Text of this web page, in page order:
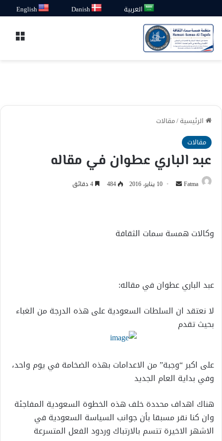
العربية Danish
English
الرئيسية/مقالات
مقالات
عبد الباري عطوان في مقاله
Fatma
أرسل 10 يناير، 2016 484
وكالات همسة سمات الثقافة
عبد الباري عطوان في مقاله:
لا نعتقد ان السلطات السعودية على هذه الدرجة من الغباء
بحيث تقدم
على اكبر “وجبة” من الاعدامات بهذه الضخامة في يوم واحد،
وفي بداية العام الجديد
هناك اهداف محددة خلف هذه الخطوة السعودية المفاجئة
وان كنا نقر مسبقا بأن جوانب السياسة السعودية في
الاشهر الاخيرة تتسم بالارتباك وردود الفعل المتسرعة